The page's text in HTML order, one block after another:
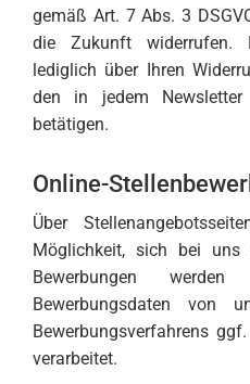
gemäß Art. 7 Abs. 3
die Zukunft widerrufen.
lediglich über Ihren
den in jedem Newsletter
betätigen.
Online-
Über
Möglichkeit, sich bei uns
Bewerbungen
Bewerbungsdaten von
Bewerbungsverfahrens
verarbeitet.